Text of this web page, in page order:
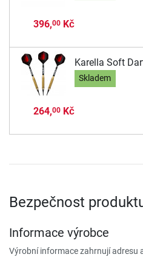
396,00Kč
Karella Soft
Skladem
264,00Kč
Bezpečnost
Informace výrobce
Výrobní informace zahrnují adresu